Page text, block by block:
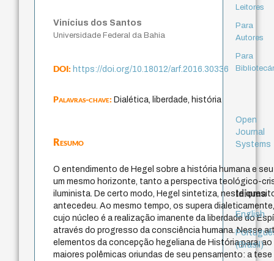
Vinícius dos Santos
Universidade Federal da Bahia
DOI:https://doi.org/10.18012/arf.2016.30336
Palavras-chave:Dialética, liberdade, história
Resumo
O entendimento de Hegel sobre a história humana e seu
um mesmo horizonte, tanto a perspectiva teológico-
iluminista. De certo modo, Hegel sintetiza, neste
antecedeu. Ao mesmo tempo, os supera
cujo núcleo é a realização imanente da liberdade do
através do progresso da consciência humana. Nesse
elementos da concepção hegeliana de História para, ao
maiores polêmicas oriundas de seu pensamento: a
Leitores
Para
Autores
Para
Open
Journal
Systems
Idioma
English
(Brasil)